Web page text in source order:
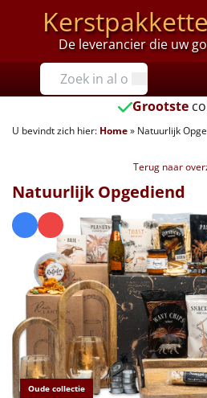
De leverancier die uw
Prijzen
Tot €25
€25 tot €35
€40 tot €45
€45 tot €50
€50 tot €55
€55 tot €75
€75 tot €100
Grootste
U bevindt zich hier: Home» Natuurlijk
Terug naar
Oude collectie
Natuurlijk Opgediend